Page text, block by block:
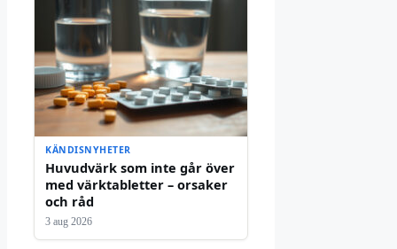
KÄNDISNYHETER
Huvudvärk som inte går över
med värktabletter – orsaker
och råd
3 aug 2026